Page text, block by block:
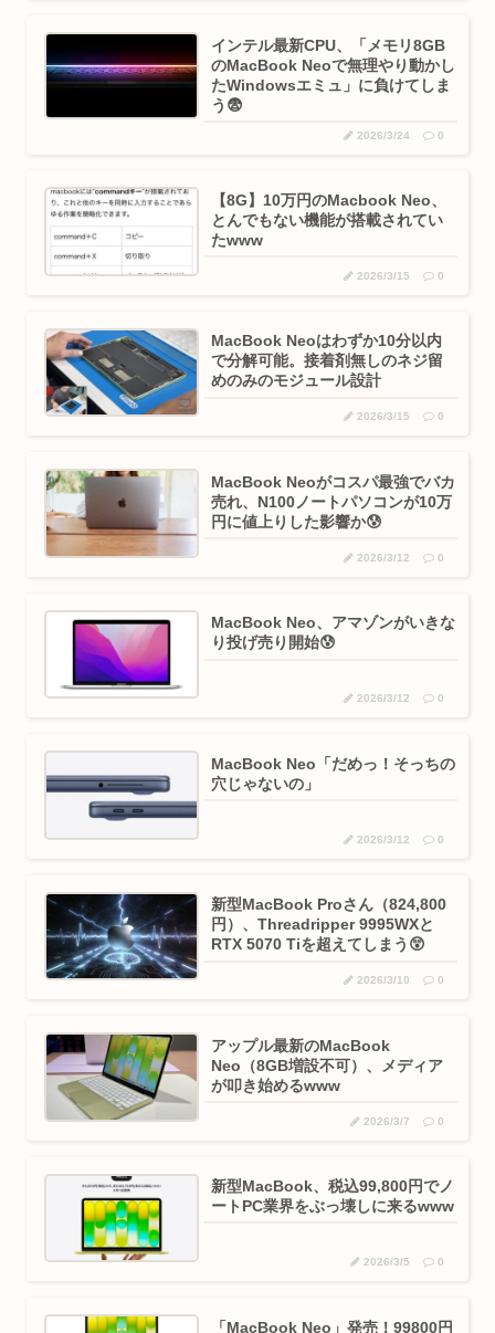
インテル最新CPU、「メモリ8GB
のMacBook Neoで無理やり動かし
たWindowsエミュ」に負けてしま
う😨
2026/3/24 0
【8G】10万円のMacbook Neo、
とんでもない機能が搭載されてい
たwww
2026/3/15 0
MacBook Neoはわずか10分以内
で分解可能。接着剤無しのネジ留
めのみのモジュール設計
2026/3/15 0
MacBook Neoがコスパ最強でバカ
売れ、N100ノートパソコンが10万
円に値上りした影響か😰
2026/3/12 0
MacBook Neo、アマゾンがいきな
り投げ売り開始😰
2026/3/12 0
MacBook Neo「だめっ！そっちの
穴じゃないの」
2026/3/12 0
新型MacBook Proさん（824,800
円）、Threadripper 9995WXと
RTX 5070 Tiを超えてしまう😲
2026/3/10 0
アップル最新のMacBook
Neo（8GB増設不可）、メディア
が叩き始めるwww
2026/3/7 0
新型MacBook、税込99,800円でノ
ートPC業界をぶっ壊しに来るwww
2026/3/5 0
「MacBook Neo」発売！99800円